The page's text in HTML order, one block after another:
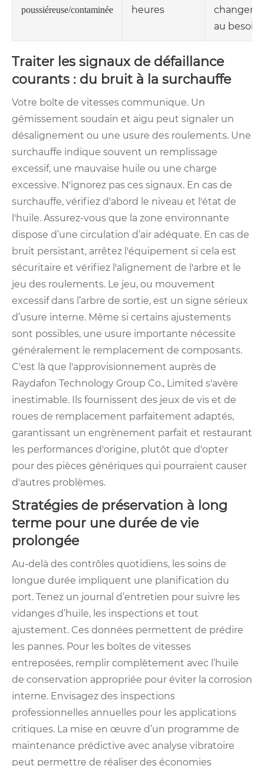
poussiéreuse/contaminée
heures
au besoin
Traiter les signaux de défaillance
courants : du bruit à la surchauffe
Votre boîte de vitesses communique. Un
gémissement soudain et aigu peut signaler un
désalignement ou une usure des roulements. Une
surchauffe indique souvent un remplissage
excessif, une mauvaise huile ou une charge
excessive. N'ignorez pas ces signaux. En cas de
surchauffe, vérifiez d'abord le niveau et l'état de
l'huile. Assurez-vous que la zone environnante
dispose d’une circulation d’air adéquate. En cas de
bruit persistant, arrêtez l'équipement si cela est
sécuritaire et vérifiez l'alignement de l'arbre et le
jeu des roulements. Le jeu, ou mouvement
excessif dans l’arbre de sortie, est un signe sérieux
d’usure interne. Même si certains ajustements
sont possibles, une usure importante nécessite
généralement le remplacement de composants.
C'est là que l'approvisionnement auprès de
Raydafon Technology Group Co., Limited s'avère
inestimable. Ils fournissent des jeux de vis et de
roues de remplacement parfaitement adaptés,
garantissant un engrènement parfait et restaurant
les performances d'origine, plutôt que d'opter
pour des pièces génériques qui pourraient causer
d'autres problèmes.
Stratégies de préservation à long
terme pour une durée de vie
prolongée
Au-delà des contrôles quotidiens, les soins de
longue durée impliquent une planification du
port. Tenez un journal d’entretien pour suivre les
vidanges d’huile, les inspections et tout
ajustement. Ces données permettent de prédire
les pannes. Pour les boîtes de vitesses
entreposées, remplir complètement avec l’huile
de conservation appropriée pour éviter la corrosion
interne. Envisagez des inspections
professionnelles annuelles pour les applications
critiques. La mise en œuvre d’un programme de
maintenance prédictive avec analyse vibratoire
peut permettre de réaliser des économies